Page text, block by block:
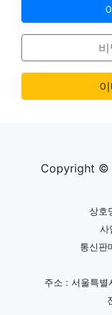
Copyright ©
상호
사
통신판
주소 : 서울특